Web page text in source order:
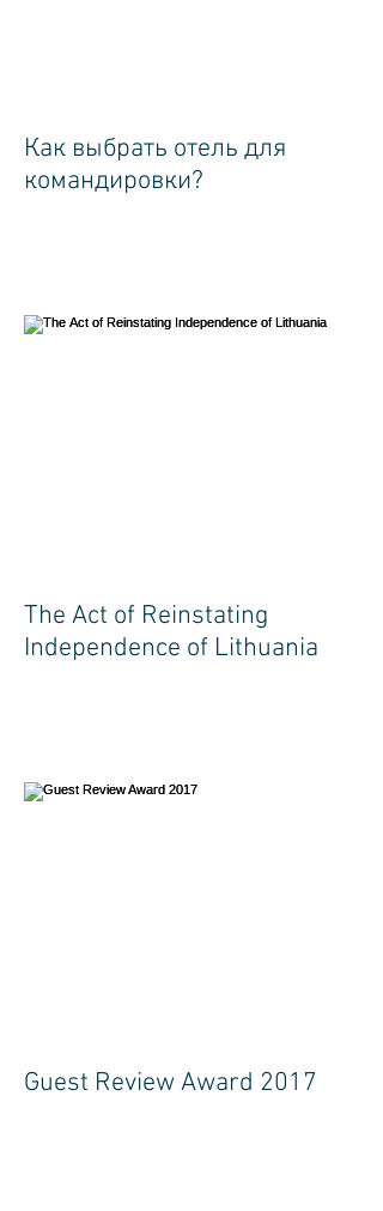
Как выбрать отель для
командировки?
The Act of Reinstating
Independence of Lithuania
Guest Review Award 2017